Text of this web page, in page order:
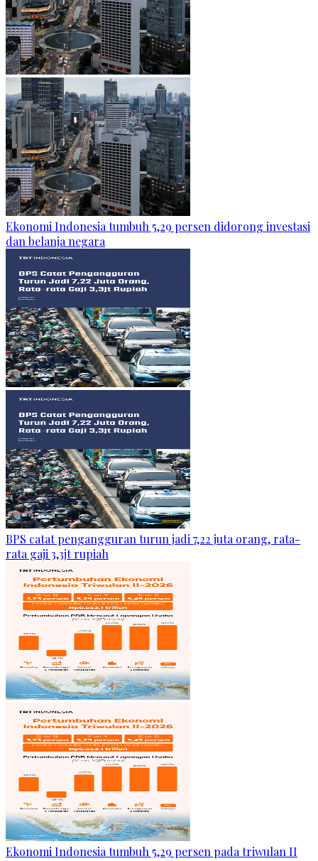
Ekonomi Indonesia tumbuh 5,29 persen didorong investasi
dan belanja negara
BPS catat pengangguran turun jadi 7,22 juta orang, rata-
rata gaji 3,3jt rupiah
Ekonomi Indonesia tumbuh 5,29 persen pada triwulan II